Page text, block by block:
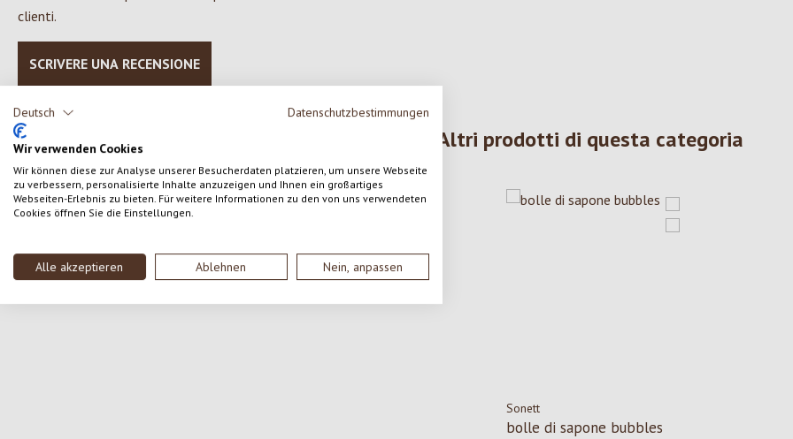
Deutsch Datenschutzbestimmungen
Wir verwenden Cookies
Wir können diese zur Analyse unserer Besucherdaten platzieren, um unsere Webseite
zu verbessern, personalisierte Inhalte anzuzeigen und Ihnen ein großartiges
Webseiten-Erlebnis zu bieten. Für weitere Informationen zu den von uns verwendeten
Cookies öffnen Sie die Einstellungen.
Alle akzeptieren Ablehnen Nein, anpassen
clienti.
SCRIVERE UNA RECENSIONE
Altri prodotti di questa categoria
Salta la galleria dei prodotti
Sonett
bolle di sapone bubbles